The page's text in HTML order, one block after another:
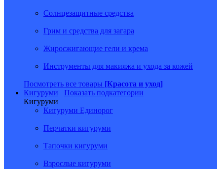
Солнцезащитные средства
Грим и средства для загара
Жиросжигающие гели и крема
Инструменты для макияжа и ухода за кожей
Посмотреть все товары [Красота и уход]
Кигуруми
Показать подкатегории
Кигуруми
Кигуруми Единорог
Перчатки кигуруми
Тапочки кигуруми
Взрослые кигуруми